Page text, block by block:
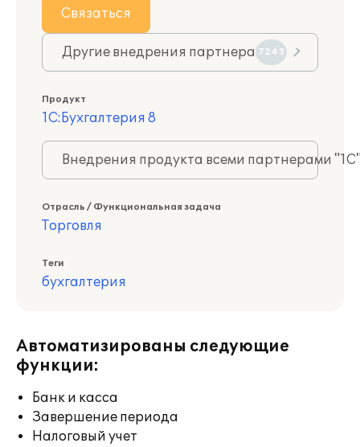
Связаться
Другие внедрения партнера 7243
Продукт
1С:Бухгалтерия 8
Внедрения продукта всеми партнерами
Отрасль / Функциональная задача
Торговля
Теги
бухгалтерия
Автоматизированы следующие
функции:
Банк и касса
Завершение периода
Налоговый учет